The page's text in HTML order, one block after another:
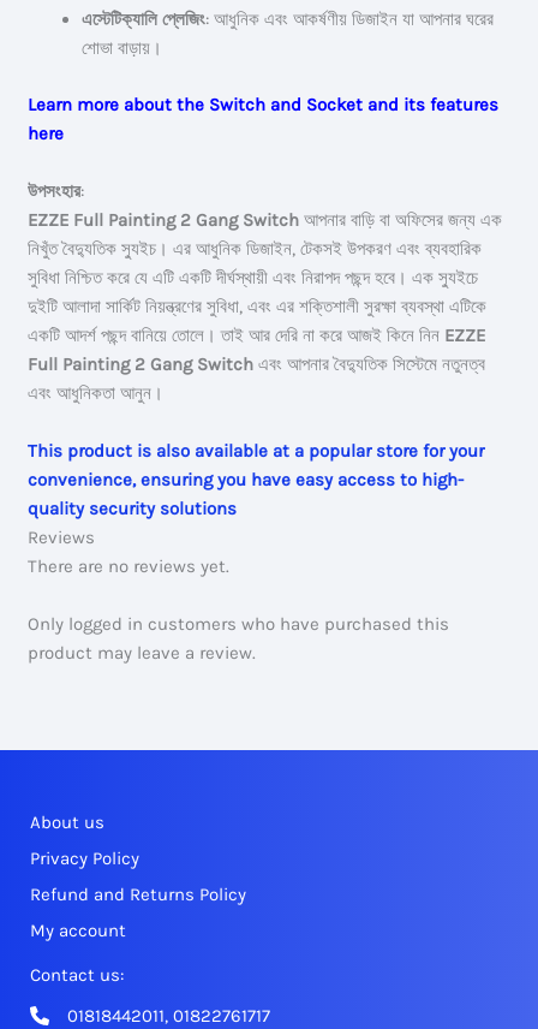
এস্টেটিক্যালি প্লেজিং: আধুনিক এবং আকর্ষণীয় ডিজাইন যা আপনার ঘরের
শোভা বাড়ায়।
Learn more about the Switch and Socket and its features
here
উপসংহার:
EZZE Full Painting 2 Gang Switch আপনার বাড়ি বা অফিসের জন্য এক
নিখুঁত বৈদ্যুতিক স্যুইচ। এর আধুনিক ডিজাইন, টেকসই উপকরণ এবং ব্যবহারিক
সুবিধা নিশ্চিত করে যে এটি একটি দীর্ঘস্থায়ী এবং নিরাপদ পছন্দ হবে। এক স্যুইচে
দুইটি আলাদা সার্কিট নিয়ন্ত্রণের সুবিধা, এবং এর শক্তিশালী সুরক্ষা ব্যবস্থা এটিকে
একটি আদর্শ পছন্দ বানিয়ে তোলে। তাই আর দেরি না করে আজই কিনে নিন EZZE
Full Painting 2 Gang Switch এবং আপনার বৈদ্যুতিক সিস্টেমে নতুনত্ব
এবং আধুনিকতা আনুন।
This product is also available at a popular store for your
convenience, ensuring you have easy access to high-
quality security solutions
Reviews
There are no reviews yet.
Only logged in customers who have purchased this
product may leave a review.
About us
Privacy Policy
Refund and Returns Policy
My account
Contact us:
01818442011, 01822761717